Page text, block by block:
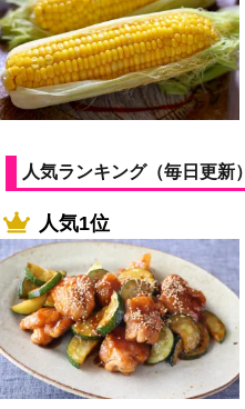
人気ランキング（毎日更新）
人気1位